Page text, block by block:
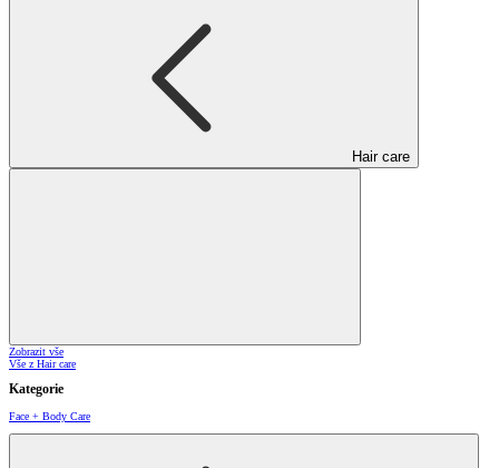
Hair care
Zobrazit vše
Vše z Hair care
Kategorie
Face + Body Care